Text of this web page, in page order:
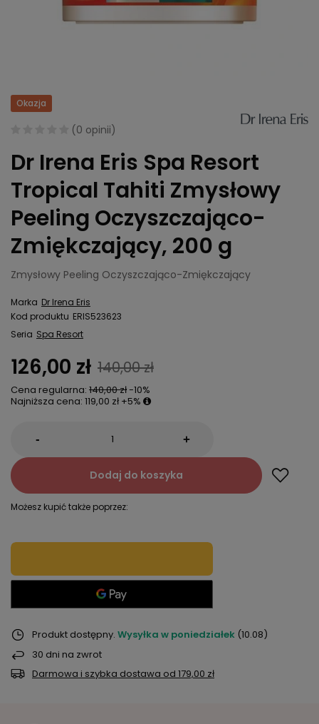
Okazja
(0 opinii)
Dr Irena Eris Spa Resort
Tropical Tahiti Zmysłowy
Peeling Oczyszczająco-
Zmiękczający, 200 g
Zmysłowy Peeling Oczyszczająco-Zmiękczający
Marka Dr Irena Eris
Kod produktu ERIS523623
Seria Spa Resort
126,00 zł 140,00 zł
Cena regularna: 140,00 zł-10%
Najniższa cena: 119,00 zł +5%
- +
Dodaj do koszyka
Możesz kupić także poprzez:
Produkt dostępny Wysyłka w poniedziałek (10.08)
30 dni na zwrot
Darmowa i szybka dostawa od 179,00 zł